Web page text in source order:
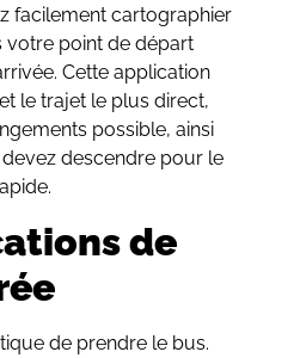
facilement cartographier
votre point de départ
Cette application
le trajet le plus direct,
possible, ainsi
descendre pour le
de
de prendre le bus.